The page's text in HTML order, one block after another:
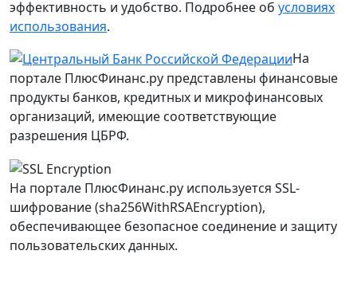
эффективность и удобство. Подробнее об условиях
использования.
На
портале ПлюсФинанс.ру представлены финансовые
продукты банков, кредитных и микрофинансовых
организаций, имеющие соответствующие
разрешения ЦБРФ.
На портале ПлюсФинанс.ру используется SSL-
шифрование (sha256WithRSAEncryption),
обеспечивающее безопасное соединение и защиту
пользовательских данных.